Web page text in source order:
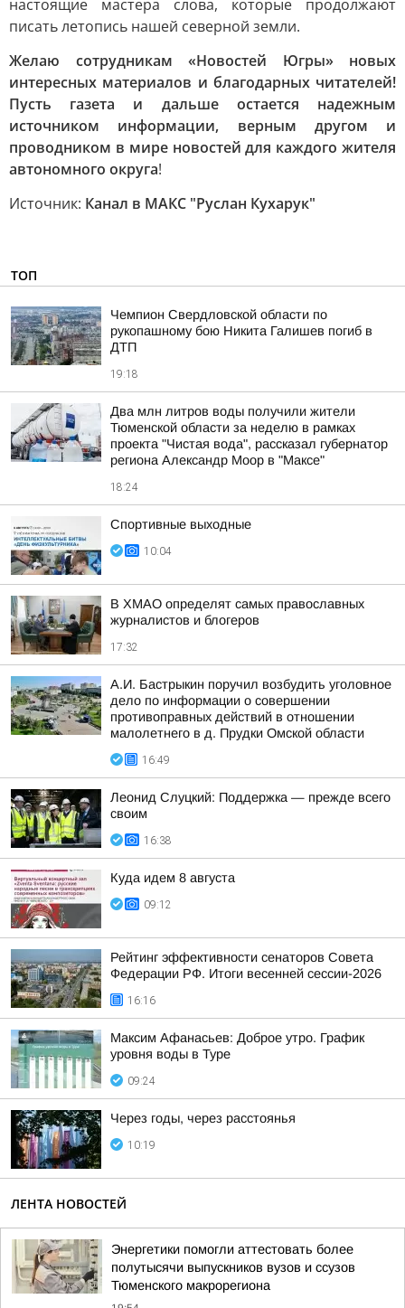
настоящие мастера слова, которые продолжают
писать летопись нашей северной земли.
Желаю сотрудникам «Новостей Югры» новых
интересных материалов и благодарных читателей!
Пусть газета и дальше остается надежным
источником информации, верным другом и
проводником в мире новостей для каждого жителя
автономного округа!
Источник: Канал в МАКС "Руслан Кухарук"
ТОП
Чемпион Свердловской области по
рукопашному бою Никита Галишев погиб в
ДТП
19:18
Два млн литров воды получили жители
Тюменской области за неделю в рамках
проекта "Чистая вода", рассказал губернатор
региона Александр Моор в "Максе"
18:24
Спортивные выходные
10:04
В ХМАО определят самых православных
журналистов и блогеров
17:32
А.И. Бастрыкин поручил возбудить уголовное
дело по информации о совершении
противоправных действий в отношении
малолетнего в д. Прудки Омской области
16:49
Леонид Слуцкий: Поддержка — прежде всего
своим
16:38
Куда идем 8 августа
09:12
Рейтинг эффективности сенаторов Совета
Федерации РФ. Итоги весенней сессии-2026
16:16
Максим Афанасьев: Доброе утро. График
уровня воды в Туре
09:24
Через годы, через расстоянья
10:19
ЛЕНТА НОВОСТЕЙ
Энергетики помогли аттестовать более
полутысячи выпускников вузов и ссузов
Тюменского макрорегиона